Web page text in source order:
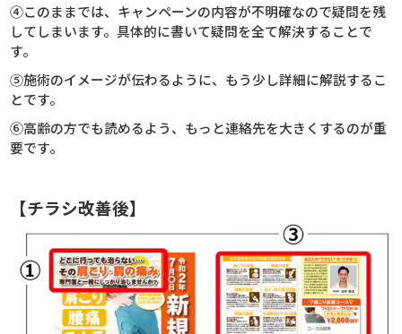
④このままでは、キャンペーンの内容が不明確なので疑問を残
してしまいます。具体的に書いて疑問を全て解決することで
す。
⑤施術のイメージが伝わるように、もう少し詳細に解説するこ
とです。
⑥高齢の方でも読めるよう、もっと連絡先を大きくするのが重
要です。
【チラシ改善後】